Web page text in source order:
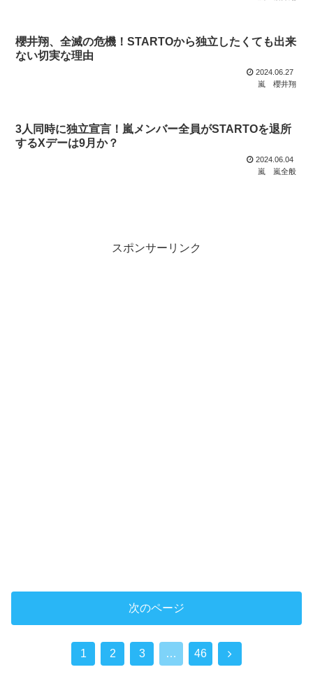
櫻井翔、全滅の危機！STARTOから独立したくても出来
ない切実な理由
2024.06.27
嵐
櫻井翔
3人同時に独立宣言！嵐メンバー全員がSTARTOを退所
するXデーは9月か？
2024.06.04
嵐
嵐全般
スポンサーリンク
次のページ
1 2 3 … 46
次